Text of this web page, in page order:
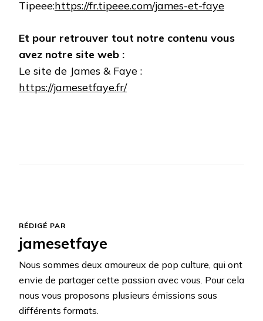
Tipeee:https://fr.tipeee.com/james-et-faye
Et pour retrouver tout notre contenu vous
avez notre site web :
Le site de James & Faye :
https://jamesetfaye.fr/
RÉDIGÉ PAR
jamesetfaye
Nous sommes deux amoureux de pop culture, qui ont
envie de partager cette passion avec vous. Pour cela
nous vous proposons plusieurs émissions sous
différents formats.